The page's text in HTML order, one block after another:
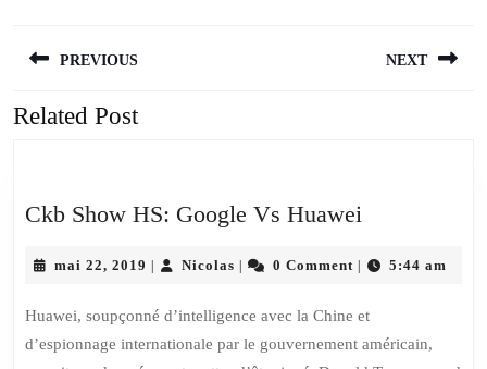
de
l’article
PREVIOUS
Previous
NEXT
Related Post
Ckb Show HS: Google Vs Huawei
HS:
Vs
Huawei
mai 22, 2019 mai
| NicolasNicolas
| 0 Comment | 5:44 am
Huawei, soupçonné d’intelligence avec la Chine et
d’espionnage internationale par le gouvernement américain,